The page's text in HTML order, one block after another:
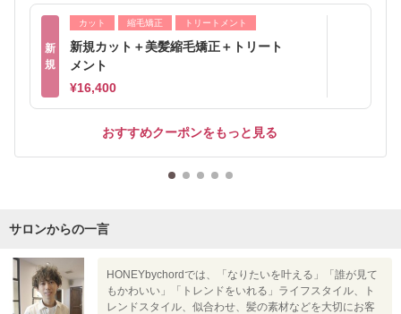
新
規
カット 縮毛矯正 トリートメント
新規カット＋美髪縮毛矯正＋トリート
メント
¥16,400
おすすめクーポンをもっと見る
サロンからの一言
HONEYbychordでは、「なりたいを叶える」「誰が見て
もかわいい」「トレンドをいれる」ライフスタイル、ト
レンドスタイル、似合わせ、髪の素材などを大切にお客